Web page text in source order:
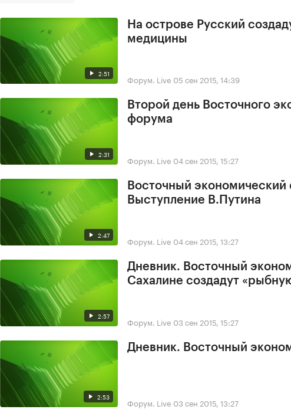
2:51
На острове Русский
медицины
Форум. Live 05 сен 2015, 14:39
2:31
Второй день Восточного
форума
Форум. Live 04 сен 2015, 15:27
2:47
Восточный
Выступление В.Путина
Форум. Live 04 сен 2015, 13:27
2:57
Дневник. Восточный
Сахалине создадут
Форум. Live 03 сен 2015, 15:27
2:53
Дневник. Восточный
Форум. Live 03 сен 2015, 13:27